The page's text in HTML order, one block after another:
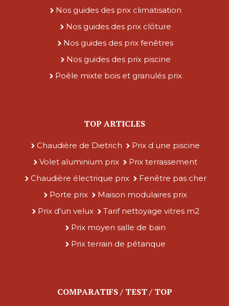
Nos guides des prix climatisation
Nos guides des prix clôture
Nos guides des prix fenêtres
Nos guides des prix piscine
Poêle mixte bois et granulés prix
TOP ARTICLES
Chaudière de Dietrich
Prix d une piscine
Volet aluminium prix
Prix terrassement
Chaudière électrique prix
Fenêtre pas cher
Porte prix
Maison modulaires prix
Prix d'un velux
Tarif nettoyage vitres m2
Prix moyen salle de bain
Prix terrain de pétanque
COMPARATIFS / TEST / TOP